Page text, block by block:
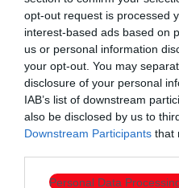
opt-out request is processed
interest-based ads based on
us or personal information
your opt-out. You may
disclosure of your personal
IAB’s list of downstream
also be disclosed by us to
Downstream Participants that
Personal Data